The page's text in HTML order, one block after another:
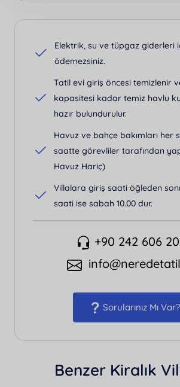
Elektrik, su ve tüpgaz giderleri
ödemezsiniz.
Tatil evi giriş öncesi temizlenir
kapasitesi kadar temiz havlu
hazır bulundurulur.
Havuz ve bahçe bakımları her
saatte görevliler tarafından
Havuz Hariç)
Villalara giriş saati öğleden
saati ise sabah 10.00 dur.
+90 242 606
Sorularınız Mı Var?
Benzer Kiralık